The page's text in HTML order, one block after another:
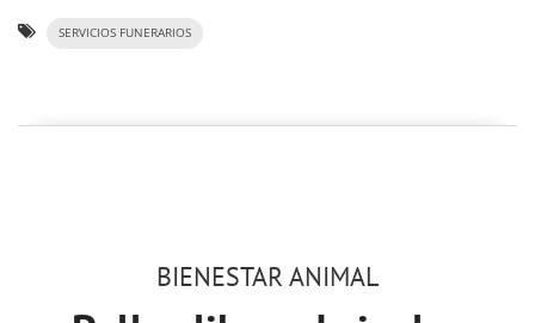
SERVICIOS FUNERARIOS
BIENESTAR ANIMAL